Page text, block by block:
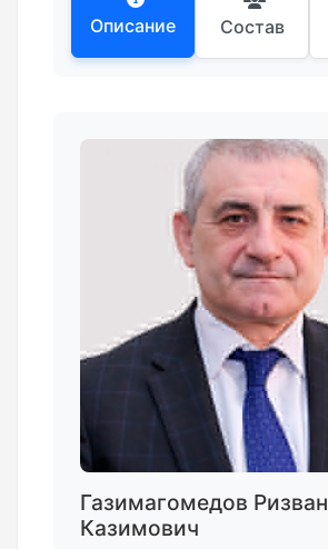
Описание Состав
Газимагомедов Ризван
Казимович